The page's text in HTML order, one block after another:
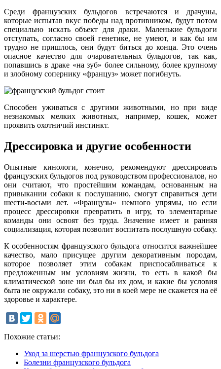
Среди французских бульдогов встречаются и драчуны,
которые испытав вкус победы над противником, будут потом
специально искать объект для драки. Маленькие бульдоги
отступать, согласно своей генетике, не умеют, и как бы им
трудно не пришлось, они будут биться до конца. Это очень
опасное качество для очаровательных бульдогов, так как,
попавшись в драке «на зуб» более сильному, более крупному
и злобному сопернику «француз» может погибнуть.
Способен уживаться с другими животными, но при виде
незнакомых мелких животных, например, кошек, может
проявить охотничий инстинкт.
Дрессировка и другие особенности
Опытные кинологи, конечно, рекомендуют дрессировать
французских бульдогов под руководством профессионалов, но
они считают, что простейшим командам, основанным на
привыкании собаки к послушанию, смогут справиться дети
шести-восьми лет. «Французы» немного упрямы, но если
процесс дрессировки превратить в игру, то элементарные
команды они освоят без труда. Значение имеет и ранняя
социализация, которая позволит воспитать послушную собаку.
К особенностям французского бульдога относится важнейшее
качество, мало присущее другим декоративным породам,
которое позволяет этим собакам приспосабливаться к
предложенным им условиям жизни, то есть в какой бы
климатической зоне ни был бы их дом, и какие бы условия
быта не окружали собаку, это ни в коей мере не скажется на её
здоровье и характере.
Похожие статьи:
Уход за шерстью французского бульдога
Болезни французского бульдога